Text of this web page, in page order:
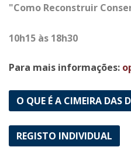
"Como Reconstruir
10h15 às 18h30
Para mais informações:
O QUE É A CIMEIRA DAS
REGISTO INDIVIDUAL